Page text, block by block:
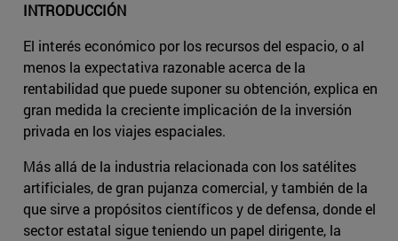
INTRODUCCIÓN
El interés económico por los recursos del espacio, o al
menos la expectativa razonable acerca de la
rentabilidad que puede suponer su obtención, explica en
gran medida la creciente implicación de la inversión
privada en los viajes espaciales.
Más allá de la industria relacionada con los satélites
artificiales, de gran pujanza comercial, y también de la
que sirve a propósitos científicos y de defensa, donde el
sector estatal sigue teniendo un papel dirigente, la